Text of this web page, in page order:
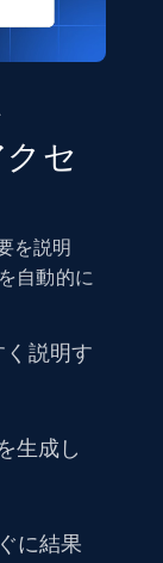
セ
を説明
自動的に
説明す
生成し
に結果